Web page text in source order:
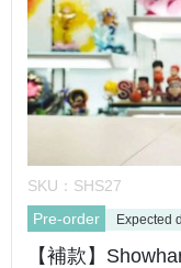
SKU： SHS27
Pre-order
Expected
【補款】